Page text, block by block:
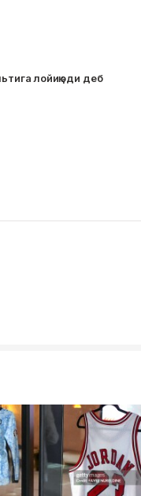
лойиқ эди деб